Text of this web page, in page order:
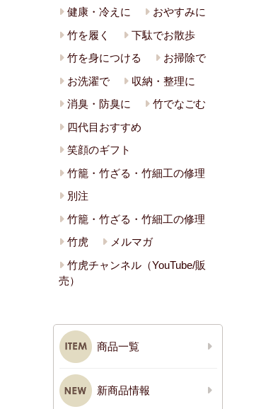
健康・冷えに
おやすみに
竹を履く
下駄でお散歩
竹を身につける
お掃除で
お洗濯で
収納・整理に
消臭・防臭に
竹でなごむ
四代目おすすめ
笑顔のギフト
竹籠・竹ざる・竹細工の修理
別注
竹籠・竹ざる・竹細工の修理
竹虎
メルマガ
竹虎チャンネル（YouTube/販
売）
商品一覧
新商品情報